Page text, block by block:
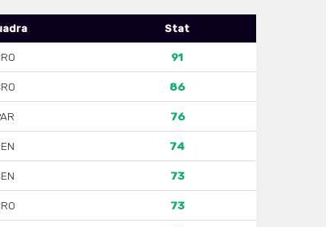
Stat
91
86
76
74
73
73